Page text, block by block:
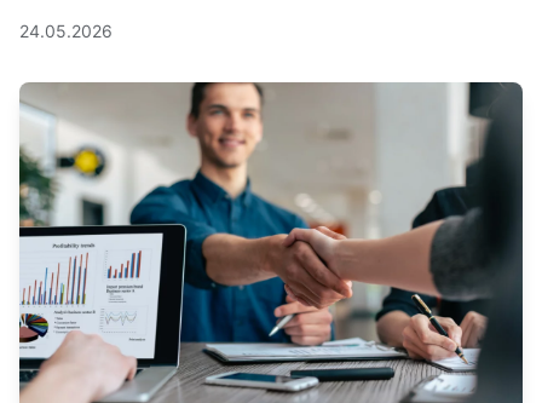
24.05.2026